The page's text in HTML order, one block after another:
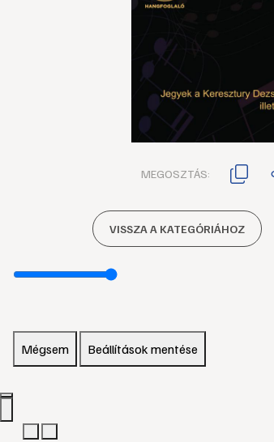
MEGOSZTÁS:
VISSZA A KATEGÓRIÁHOZ
Mégsem Beállítások mentése